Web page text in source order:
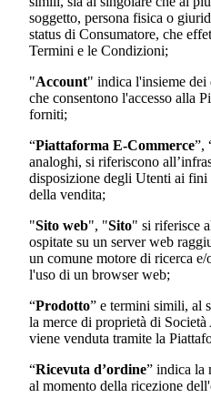
soggetto, persona fisica o
status di Consumatore, che
Termini e le Condizioni;
"Account" indica l'insieme
che consentono l'accesso alla
forniti;
“Piattaforma E-Commerce”,
analoghi, si riferiscono
disposizione degli Utenti ai
della vendita;
"Sito web", "Sito" si riferisce
ospitate su un server web
un comune motore di ricerca
l'uso di un browser web;
“Prodotto” e termini simili, al
la merce di proprietà di
viene venduta tramite la
“Ricevuta d’ordine” indica la
al momento della ricezione